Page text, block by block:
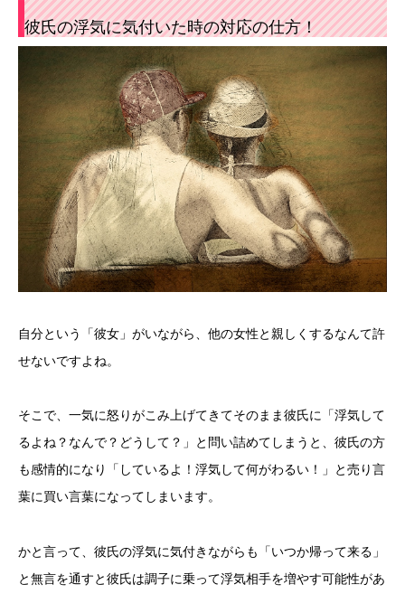
彼氏の浮気に気付いた時の対応の仕方！
自分という「彼女」がいながら、他の女性と親しくするなんて許
せないですよね。
そこで、一気に怒りがこみ上げてきてそのまま彼氏に「浮気して
るよね？なんで？どうして？」と問い詰めてしまうと、彼氏の方
も感情的になり「しているよ！浮気して何がわるい！」と売り言
葉に買い言葉になってしまいます。
かと言って、彼氏の浮気に気付きながらも「いつか帰って来る」
と無言を通すと彼氏は調子に乗って浮気相手を増やす可能性があ